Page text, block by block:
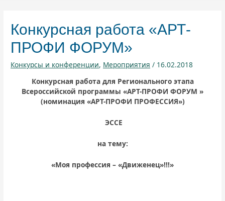
Конкурсная работа «АРТ-
ПРОФИ ФОРУМ»
Конкурсы и конференции, Мероприятия / 16.02.2018
Конкурсная работа для Регионального этапа
Всероссийской программы «АРТ-ПРОФИ ФОРУМ »
(номинация «АРТ-ПРОФИ ПРОФЕССИЯ»)
ЭССЕ
на тему:
«Моя профессия – «Движенец»!!!»